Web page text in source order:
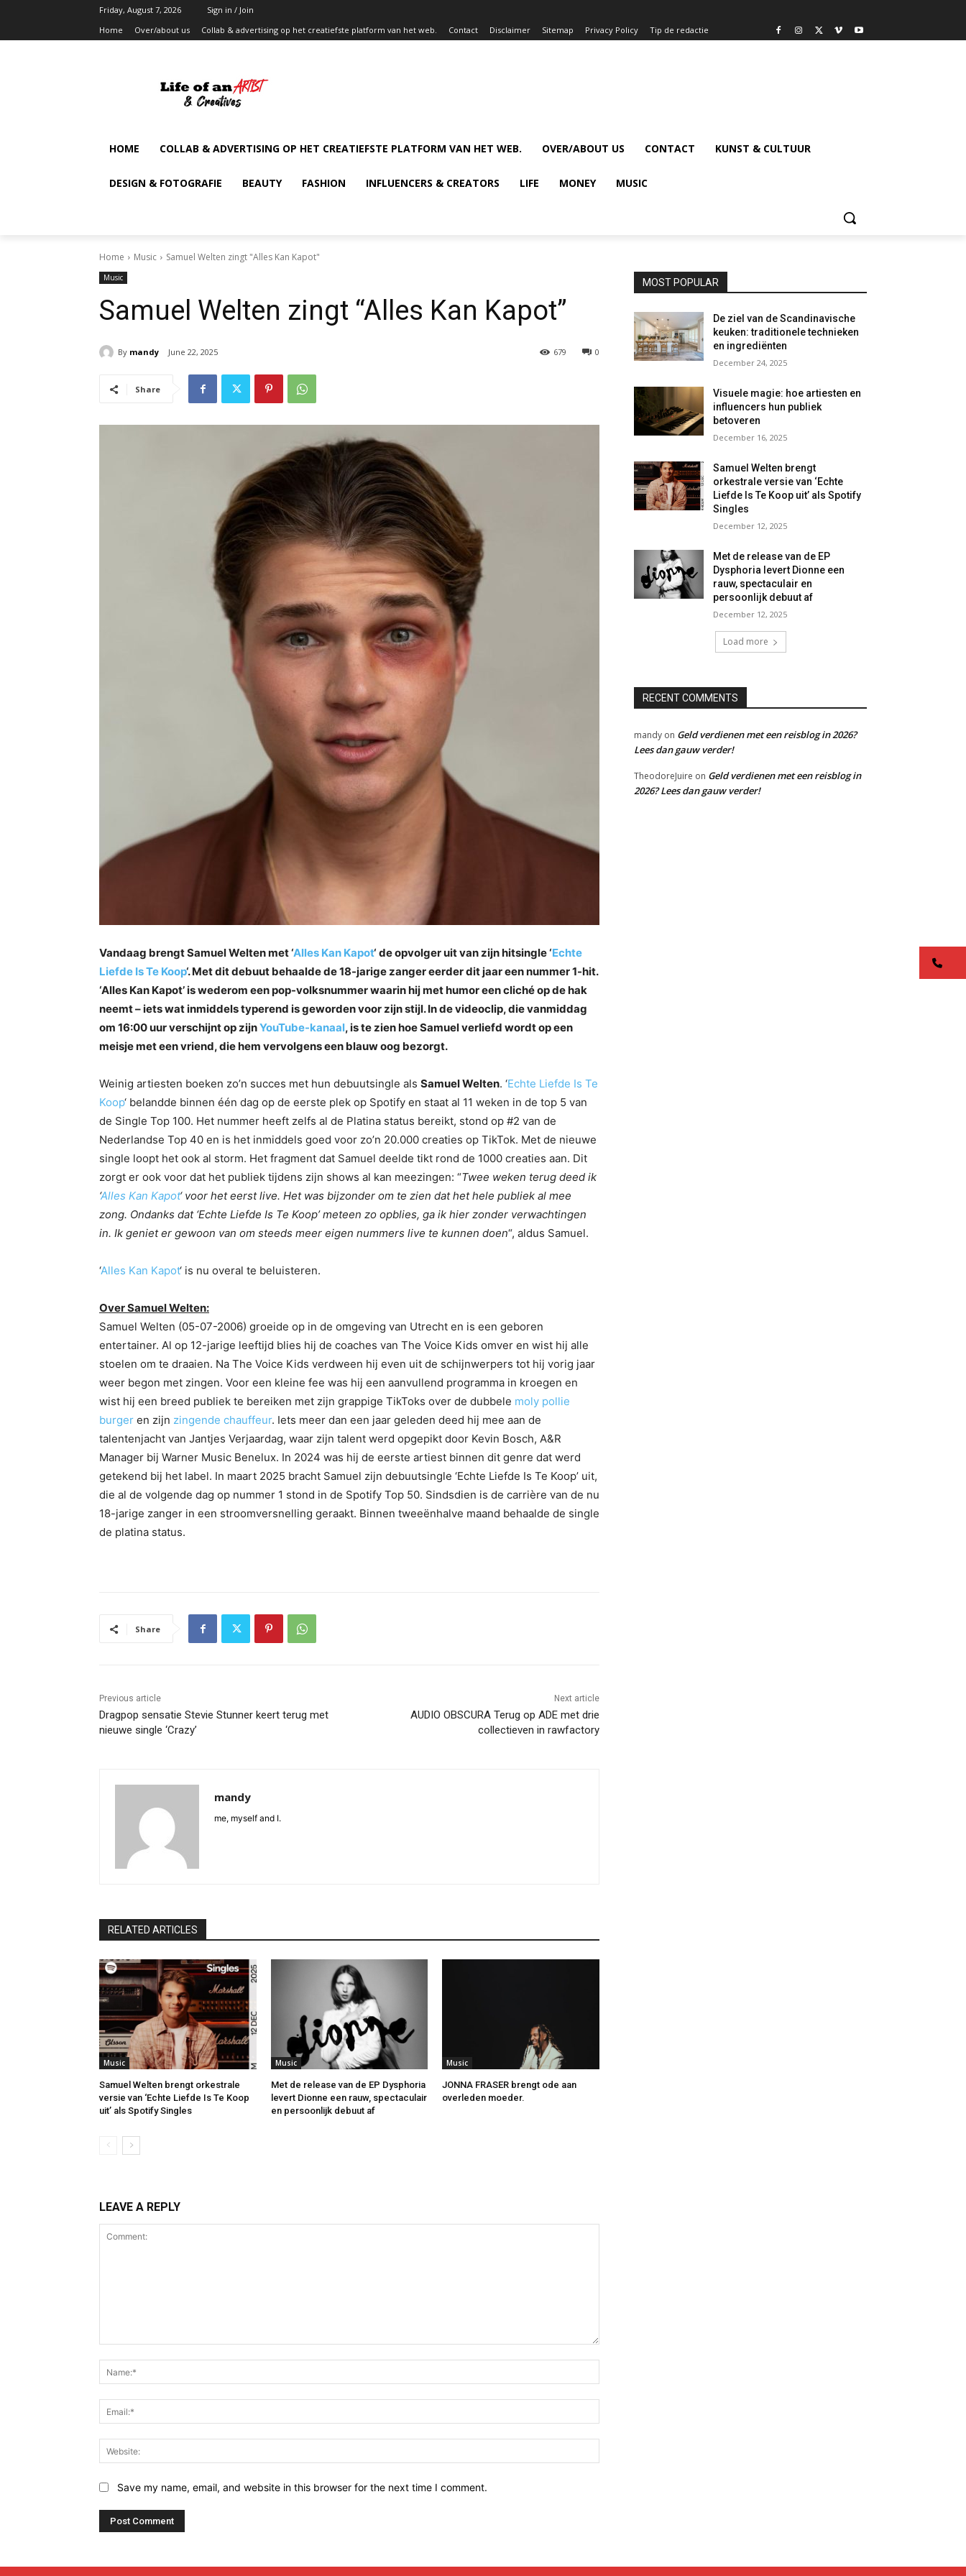
Friday, August 7, 2026
Sign in / Join
Home
Over/about us Collab & advertising op het creatiefste platform van het web. Contact Disclaimer Sitemap Privacy Policy Tip de redactie
HOME COLLAB & ADVERTISING OP HET CREATIEFSTE PLATFORM VAN HET WEB. OVER/ABOUT US CONTACT KUNST & CULTUUR
DESIGN & FOTOGRAFIE BEAUTY FASHION INFLUENCERS & CREATORS LIFE MONEY MUSIC
Home Music Samuel Welten zingt "Alles Kan Kapot"
Music
Samuel Welten zingt “Alles Kan Kapot”
By mandy June 22, 2025 0
679
Share
Vandaag brengt Samuel Welten met ‘Alles Kan Kapot‘ de opvolger uit van zijn hitsingle ‘Echte
Liefde Is Te Koop‘. Met dit debuut behaalde de 18-jarige zanger eerder dit jaar een nummer 1-hit.
‘Alles Kan Kapot’ is wederom een pop-volksnummer waarin hij met humor een cliché op de hak
neemt – iets wat inmiddels typerend is geworden voor zijn stijl. In de videoclip, die vanmiddag
om 16:00 uur verschijnt op zijnYouTube-kanaal, is te zien hoe Samuel verliefd wordt op een
meisje met een vriend, die hem vervolgens een blauw oog bezorgt.
Weinig artiesten boeken zo’n succes met hun debuutsingle als Samuel Welten. ‘Echte Liefde Is Te
Koop‘ belandde binnen één dag op de eerste plek op Spotify en staat al 11 weken in de top 5 van
de Single Top 100. Het nummer heeft zelfs al de Platina status bereikt, stond op #2 van de
Nederlandse Top 40 en is het inmiddels goed voor zo’n 20.000 creaties op TikTok. Met de nieuwe
single loopt het ook al storm. Het fragment dat Samuel deelde tikt rond de 1000 creaties aan. Dit
zorgt er ook voor dat het publiek tijdens zijn shows al kan meezingen: “Twee weken terug deed ik
‘Alles Kan Kapot‘ voor het eerst live. Het was bijzonder om te zien dat het hele publiek al mee
zong. Ondanks dat ‘Echte Liefde Is Te Koop’ meteen zo opblies, ga ik hier zonder verwachtingen
in. Ik geniet er gewoon van om steeds meer eigen nummers live te kunnen doen“, aldus Samuel.
‘Alles Kan Kapot‘ is nu overal te beluisteren.
Over Samuel Welten:
Samuel Welten (05-07-2006) groeide op in de omgeving van Utrecht en is een geboren
entertainer. Al op 12-jarige leeftijd blies hij de coaches van The Voice Kids omver en wist hij alle
stoelen om te draaien. Na The Voice Kids verdween hij even uit de schijnwerpers tot hij vorig jaar
weer begon met zingen. Voor een kleine fee was hij een aanvullend programma in kroegen en
wist hij een breed publiek te bereiken met zijn grappige TikToks over de dubbele moly pollie
burger en zijn zingende chauffeur. Iets meer dan een jaar geleden deed hij mee aan de
talentenjacht van Jantjes Verjaardag, waar zijn talent werd opgepikt door Kevin Bosch, A&R
Manager bij Warner Music Benelux. In 2024 was hij de eerste artiest binnen dit genre dat werd
getekend bij het label. In maart 2025 bracht Samuel zijn debuutsingle ‘Echte Liefde Is Te Koop’ uit,
die al de volgende dag op nummer 1 stond in de Spotify Top 50. Sindsdien is de carrière van de nu
18-jarige zanger in een stroomversnelling geraakt. Binnen tweeënhalve maand behaalde de single
de platina status.
Share
Previous article
Dragpop sensatie Stevie Stunner keert terug met
nieuwe single ‘Crazy’
Next article
AUDIO OBSCURA Terug op ADE met drie
collectieven in rawfactory
mandy
me, myself and I.
RELATED ARTICLES
Music
Samuel Welten brengt orkestrale
versie van ‘Echte Liefde Is Te Koop
uit’ als Spotify Singles
Music
Met de release van de EP Dysphoria
levert Dionne een rauw, spectaculair
en persoonlijk debuut af
Music
JONNA FRASER brengt ode aan
overleden moeder.
LEAVE A REPLY
Save my name, email, and website in this browser for the next time I comment.
MOST POPULAR
De ziel van de Scandinavische
keuken: traditionele technieken
en ingrediënten
December 24, 2025
Visuele magie: hoe artiesten en
influencers hun publiek
betoveren
December 16, 2025
Samuel Welten brengt
orkestrale versie van ‘Echte
Liefde Is Te Koop uit’ als Spotify
Singles
December 12, 2025
Met de release van de EP
Dysphoria levert Dionne een
rauw, spectaculair en
persoonlijk debuut af
December 12, 2025
Load more
RECENT COMMENTS
mandy on Geld verdienen met een reisblog in 2026?
Lees dan gauw verder!
TheodoreJuire on Geld verdienen met een reisblog in
2026? Lees dan gauw verder!